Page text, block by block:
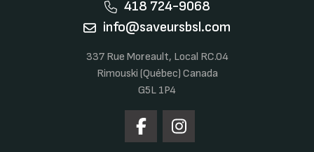
418 724-9068
info@saveursbsl.com
337 Rue Moreault, Local RC.04
Rimouski (Québec) Canada
G5L 1P4